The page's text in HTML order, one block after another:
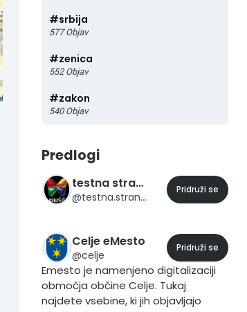
#srbija
577 Objav
#zenica
552 Objav
#zakon
540 Objav
Predlogi
testna stran 24
@testna.stran.24
Pridruži se
Celje eMesto
@celje
Pridruži se
Emesto je namenjeno digitalizaciji
območja občine Celje. Tukaj
najdete vsebine, ki jih objavljajo